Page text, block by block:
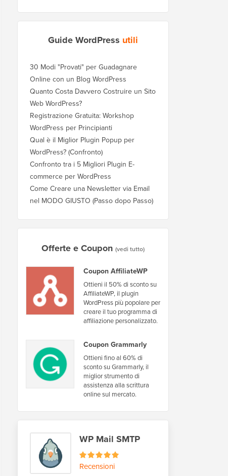
Guide WordPress utili
30 Modi "Provati" per Guadagnare
Online con un Blog WordPress
Quanto Costa Davvero Costruire un Sito
Web WordPress?
Registrazione Gratuita: Workshop
WordPress per Principianti
Qual è il Miglior Plugin Popup per
WordPress? (Confronto)
Confronto tra i 5 Migliori Plugin E-
commerce per WordPress
Come Creare una Newsletter via Email
nel MODO GIUSTO (Passo dopo Passo)
Offerte e Coupon (vedi tutto)
Coupon AffiliateWP
Ottieni il 50% di sconto su
AffiliateWP, il plugin
WordPress più popolare per
creare il tuo programma di
affiliazione personalizzato.
Coupon Grammarly
Ottieni fino al 60% di
sconto su Grammarly, il
miglior strumento di
assistenza alla scrittura
online sul mercato.
WP Mail SMTP
Recensioni